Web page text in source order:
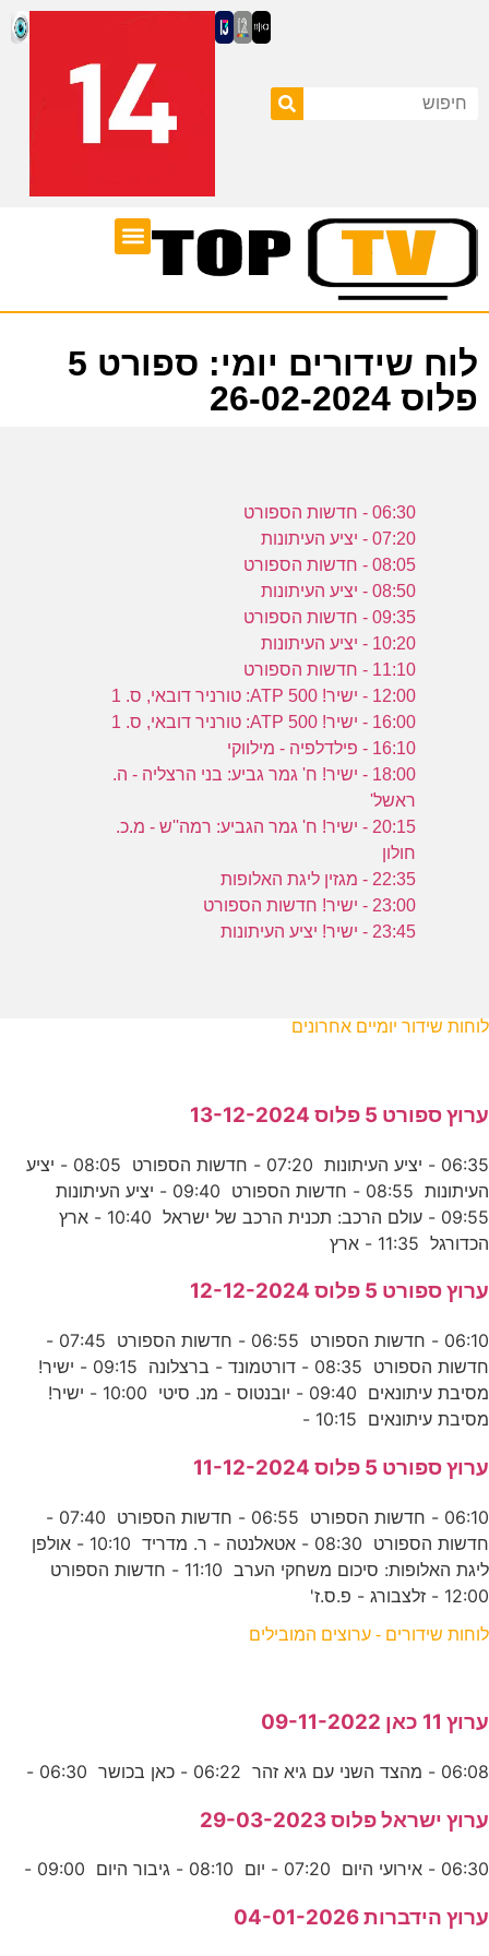
לוח שידורים יומי: ספורט 5
פלוס 26-02-2024
06:30 - חדשות הספורט
07:20 - יציע העיתונות
08:05 - חדשות הספורט
08:50 - יציע העיתונות
09:35 - חדשות הספורט
10:20 - יציע העיתונות
11:10 - חדשות הספורט
12:00 - ישיר! ATP 500: טורניר דובאי, ס. 1
16:00 - ישיר! ATP 500: טורניר דובאי, ס. 1
16:10 - פילדלפיה - מילווקי
18:00 - ישיר! ח' גמר גביע: בני הרצליה - ה.
ראשל'
20:15 - ישיר! ח' גמר הגביע: רמה''ש - מ.כ.
חולון
22:35 - מגזין ליגת האלופות
23:00 - ישיר! חדשות הספורט
23:45 - ישיר! יציע העיתונות
לוחות שידור יומיים אחרונים
ערוץ ספורט 5 פלוס 13-12-2024
06:35 - יציע העיתונות 07:20 - חדשות הספורט 08:05 - יציע
העיתונות 08:55 - חדשות הספורט 09:40 - יציע העיתונות
09:55 - עולם הרכב: תכנית הרכב של ישראל 10:40 - ארץ
הכדורגל 11:35 - ארץ
ערוץ ספורט 5 פלוס 12-12-2024
06:10 - חדשות הספורט 06:55 - חדשות הספורט 07:45 -
חדשות הספורט 08:35 - דורטמונד - ברצלונה 09:15 - ישיר!
מסיבת עיתונאים 09:40 - יובנטוס - מנ. סיטי 10:00 - ישיר!
מסיבת עיתונאים 10:15 -
ערוץ ספורט 5 פלוס 11-12-2024
06:10 - חדשות הספורט 06:55 - חדשות הספורט 07:40 -
חדשות הספורט 08:30 - אטאלנטה - ר. מדריד 10:10 - אולפן
ליגת האלופות: סיכום משחקי הערב 11:10 - חדשות הספורט
12:00 - זלצבורג - פ.ס.ז'
לוחות שידורים - ערוצים המובילים
ערוץ 11 כאן 09-11-2022
06:08 - מהצד השני עם גיא זהר 06:22 - כאן בכושר 06:30 -
ערוץ ישראל פלוס 29-03-2023
06:30 - אירועי היום 07:20 - יום 08:10 - גיבור היום 09:00 -
ערוץ הידברות 04-01-2026